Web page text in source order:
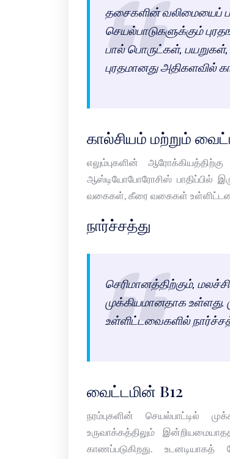
தசைகளின் வலிமையைப்
செயல்பாடுகளுக்கும்
பால் பொருட்கள்,
புரதமானது அதிகளவில்
கால்சியம் மற்றும்
எலும்புகளின்
ஆஸ்டியோபோரோசிஸ் பாதிப்பில்
வகைகள், கீரை வகைகள்
நார்ச்சத்து
செரிமானத்திற்கும்,
முக்கியமானதாக
உள்ளிட்டவைகளில்
வைட்டமின் B12
நரம்புகளின் செயல்பாட்டில்
உருவாக்கத்திலும்
காணப்படுகிறது.